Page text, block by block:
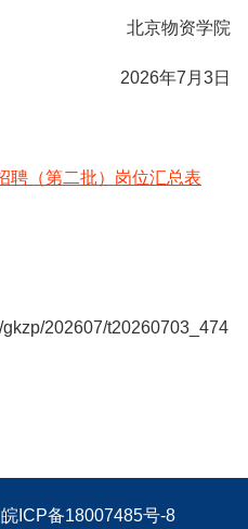
北京物资学院
2026年7月3日
聘（第二批）岗位汇总表
202607/t20260703_474
皖ICP备18007485号-8